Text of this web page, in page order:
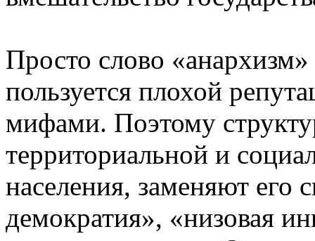
Просто слово
пользуется плохой
мифами. Поэтому
территориальной и
населения, заменяют его
демократия», «низовая